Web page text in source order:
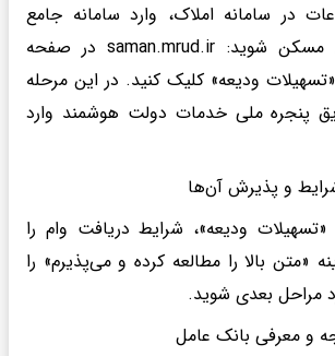
در سامانه املاک، وارد سامانه جامع
طرح‌های حمایتی مسکن شوید: saman.mrud.ir در صفحه
ودیعه» کلیک کنید. در این مرحله
پنجره ملی خدمات دولت هوشمند وارد
ودیعه»، شرایط دریافت وام را
«متن بالا را مطالعه کرده و می‌پذیرم» را
مراحل بعدی شوید.